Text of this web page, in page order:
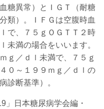
糖異常）とＩＧＴ（耐糖
類）。ＩＦＧは空腹時血
で、７５ｇＯＧＴＴ２時
未満の場合をいいます。
ｇ／ｄｌ未満で、７５ｇ
０～１９９ｍｇ／ｄｌの
診断基準）。
」日本糖尿病学会編・